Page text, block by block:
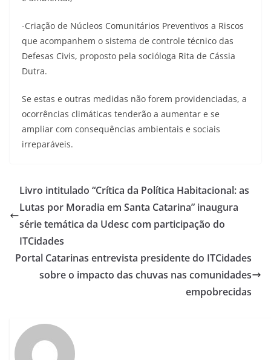
-Criação de Núcleos Comunitários Preventivos a Riscos
que acompanhem o sistema de controle técnico das
Defesas Civis, proposto pela socióloga Rita de Cássia
Dutra.
Se estas e outras medidas não forem providenciadas, a
ocorrências climáticas tenderão a aumentar e se
ampliar com consequências ambientais e sociais
irreparáveis.
Livro intitulado “Crítica da Política Habitacional: as
Lutas por Moradia em Santa Catarina” inaugura
série temática da Udesc com participação do
ITCidades
Portal Catarinas entrevista presidente do ITCidades
sobre o impacto das chuvas nas comunidades
empobrecidas